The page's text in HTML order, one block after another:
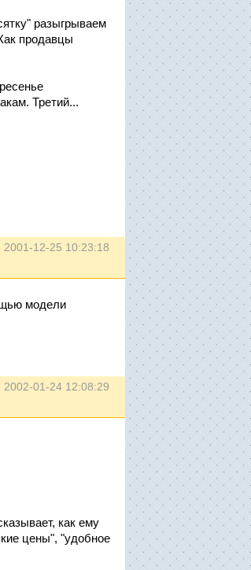
разыгрываем
продавцы
Третий...
2001-12-25 10:23:18
модели
2002-01-24 12:08:29
как ему
цены", "удобное